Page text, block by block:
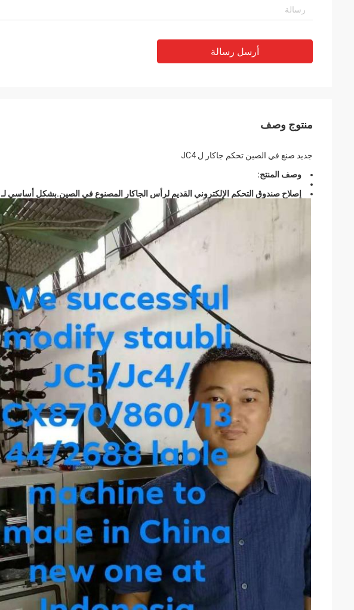
أرسل رسالة
منتوج وصف
جديد صنع في الصين تحكم جاكار ل JC4
وصف المنتج:
إصلاح صندوق التحكم الإلكتروني القديم لرأس الجاكار المصنوع في الصين.بشكل أساسي لـ Bonas 200.250 / Staubli JC4 ، JC5